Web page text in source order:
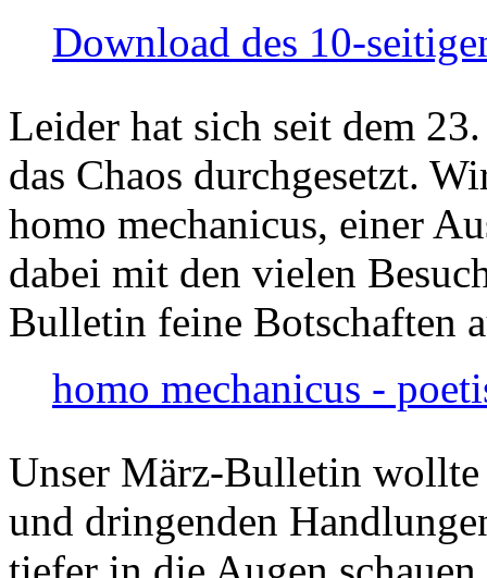
Download des 10-
Leider hat sich seit dem
das Chaos durchgesetzt.
homo mechanicus, einer
dabei mit den vielen
Bulletin feine Botschaften
homo mechanicus -
Unser März-Bulletin
und dringenden